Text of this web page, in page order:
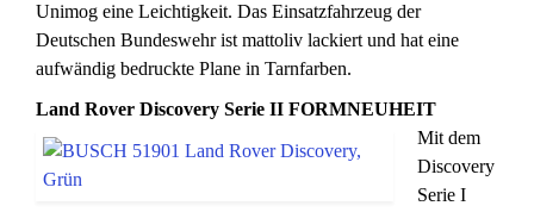
Unimog eine Leichtigkeit. Das Einsatzfahrzeug der
Deutschen Bundeswehr ist mattoliv lackiert und hat eine
aufwändig bedruckte Plane in Tarnfarben.
Land Rover Discovery Serie II FORMNEUHEIT
Mit dem
Discovery
Serie I